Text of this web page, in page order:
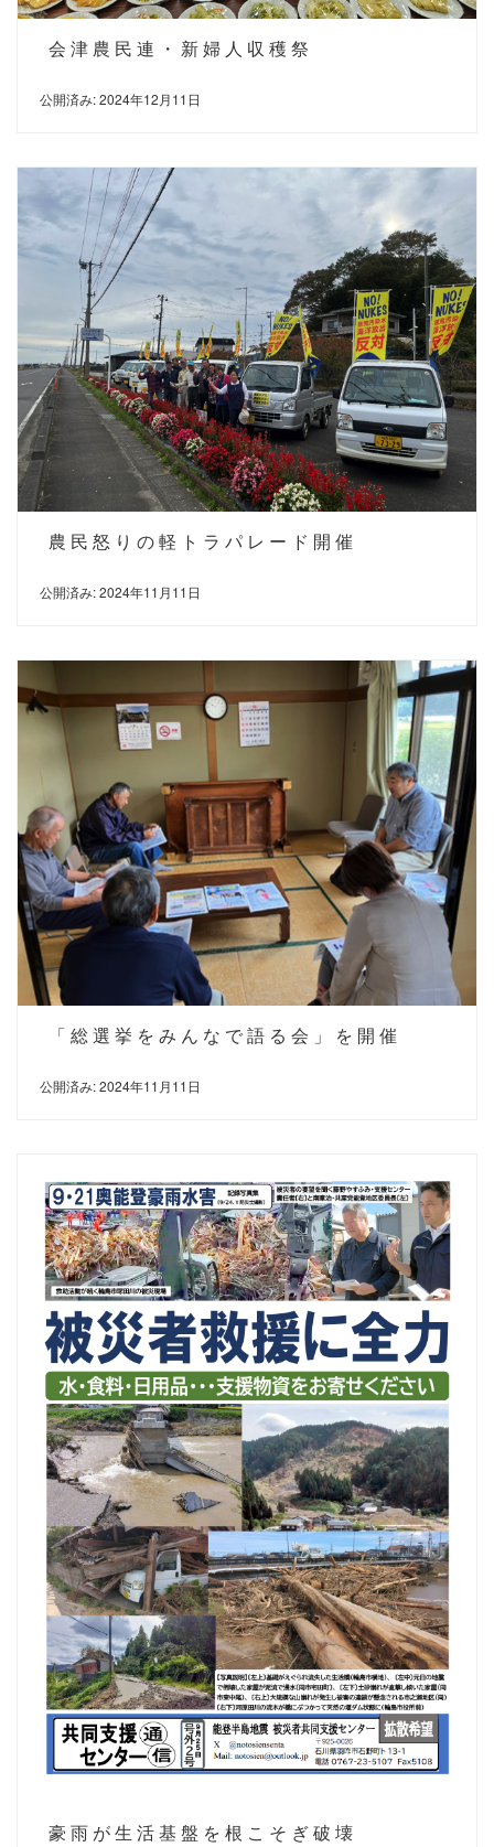
会津農民連・新婦人収穫祭
公開済み: 2024年12月11日
農民怒りの軽トラパレード開催
公開済み: 2024年11月11日
「総選挙をみんなで語る会」を開催
公開済み: 2024年11月11日
豪雨が生活基盤を根こそぎ破壊